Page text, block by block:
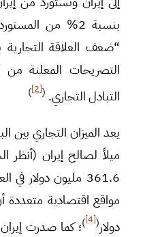
بنسبة 2% من
“ضعف العلاقة
التصريحات المعلنة
التبادل التجاري. (
[2]
)
يعد الميزان التجاري بين
ميلاً لصالح إيران (أنظر
دولار(
[4]
)؛ كما صدرت